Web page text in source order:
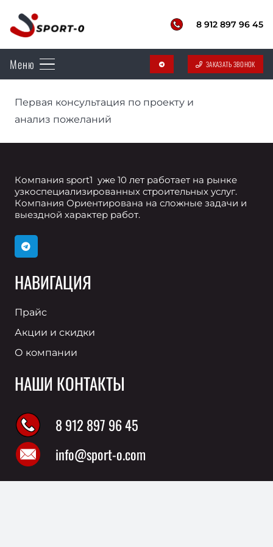
8 912 897 96 45
Меню telegram ЗАКАЗАТЬ ЗВОНОК
Первая консультация по проекту и
анализ пожеланий
Компания sport1 уже 10 лет работает на рынке
узкоспециализированных строительных услуг.
Компания Ориентирована на сложные задачи и
выездной характер работ.
НАВИГАЦИЯ
Прайс
Акции и скидки
О компании
НАШИ КОНТАКТЫ
8 912 897 96 45
info@sport-o.com